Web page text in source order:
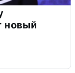
новый